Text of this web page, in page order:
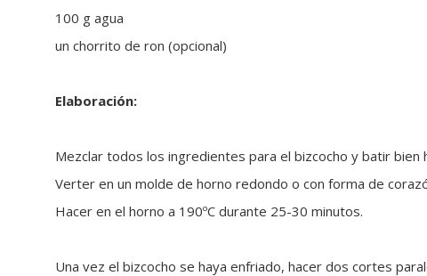
100 g agua
un chorrito de ron (opcional)
Elaboración:
Mezclar todos los ingredientes para el bizcocho y batir bien
Verter en un molde de horno redondo o con forma de
Hacer en el horno a 190ºC durante 25-30 minutos.
Una vez el bizcocho se haya enfriado, hacer dos cortes